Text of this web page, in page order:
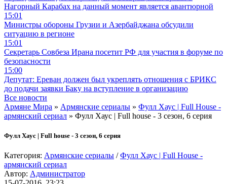
Нагорный Карабах на данный момент является авантюрной
15:01
Министры обороны Грузии и Азербайджана обсудили
ситуацию в регионе
15:01
Секретарь Совбеза Ирана посетит РФ для участия в форуме по
безопасности
15:00
Депутат: Ереван должен был укреплять отношения с БРИКС
до подачи заявки Баку на вступление в организацию
Все новости
Армяне Мира » Армянские сериалы » Фулл Хаус | Full House -
армянский сериал » Фулл Хаус | Full house - 3 сезон, 6 серия
Фулл Хаус | Full house - 3 сезон, 6 серия
Категория: Армянские сериалы /Фулл Хаус | Full House -
армянский сериал
Автор: Администратор